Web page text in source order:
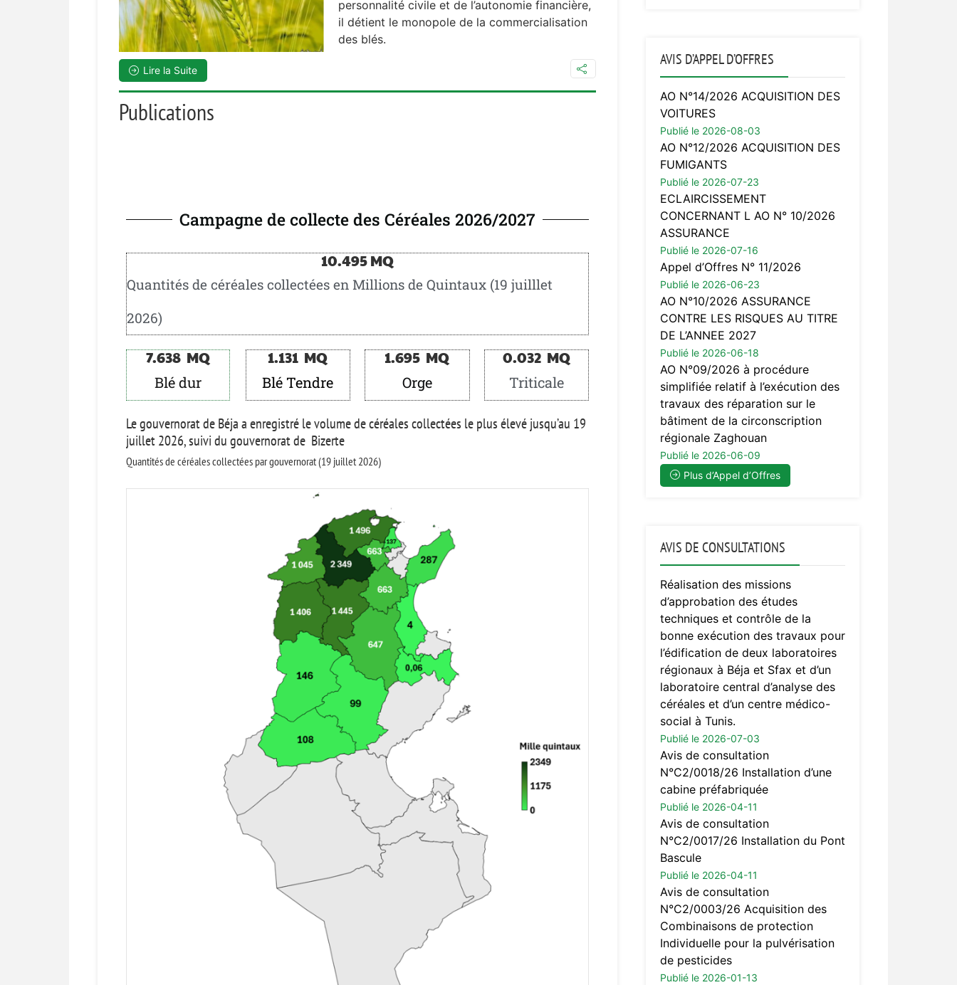
personnalité civile et de l’autonomie financière,
il détient le monopole de la commercialisation
des blés.
Lire la Suite
Publications
Campagne de collecte des Céréales 2026/2027
Quantités de céréales collectées en Millions de Quintaux (19 juilllet
2026)
10.495 MQ
Blé dur
7.638
  MQ
Blé Tendre
1.131
  MQ
Orge
1.695
  MQ
Triticale
0.032
  MQ
Le gouvernorat de Béja a enregistré le volume de céréales collectées le plus élevé jusqu’au 19
juillet 2026, suivi du gouvernorat de Bizerte
Quantités de céréales collectées par gouvernorat (19 juillet 2026)
AVIS D’APPEL D’OFFRES
AO N°14/2026 ACQUISITION DES
VOITURES
Publié le 2026-08-03
AO N°12/2026 ACQUISITION DES
FUMIGANTS
Publié le 2026-07-23
ECLAIRCISSEMENT
CONCERNANT L AO N° 10/2026
ASSURANCE
Publié le 2026-07-16
Appel d’Offres N° 11/2026
Publié le 2026-06-23
AO N°10/2026 ASSURANCE
CONTRE LES RISQUES AU TITRE
DE L’ANNEE 2027
Publié le 2026-06-18
AO N°09/2026 à procédure
simplifiée relatif à l’exécution des
travaux des réparation sur le
bâtiment de la circonscription
régionale Zaghouan
Publié le 2026-06-09
Plus d’Appel d’Offres
AVIS DE CONSULTATIONS
Réalisation des missions
d’approbation des études
techniques et contrôle de la
bonne exécution des travaux pour
l’édification de deux laboratoires
régionaux à Béja et Sfax et d’un
laboratoire central d’analyse des
céréales et d’un centre médico-
social à Tunis.
Publié le 2026-07-03
Avis de consultation
N°C2/0018/26 Installation d’une
cabine préfabriquée
Publié le 2026-04-11
Avis de consultation
N°C2/0017/26 Installation du Pont
Bascule
Publié le 2026-04-11
Avis de consultation
N°C2/0003/26 Acquisition des
Combinaisons de protection
Individuelle pour la pulvérisation
de pesticides
Publié le 2026-01-13